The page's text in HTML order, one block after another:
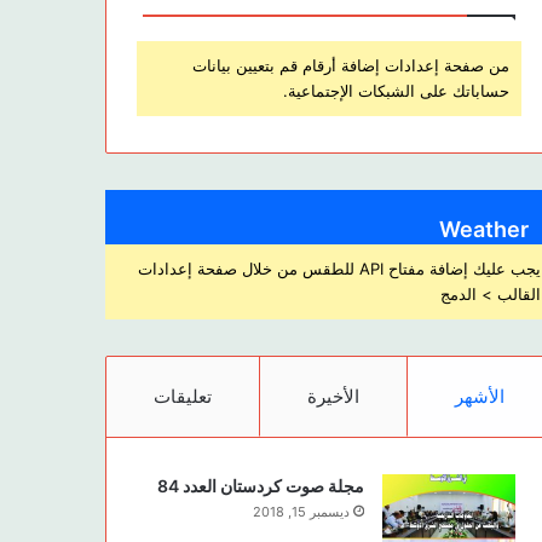
من صفحة إعدادات إضافة أرقام قم بتعيين بيانات
حساباتك على الشبكات الإجتماعية.
Weather
يجب عليك إضافة مفتاح API للطقس من خلال صفحة إعدادات
القالب > الدمج
الأشهر الأخيرة تعليقات
مجلة صوت كردستان العدد 84
ديسمبر 15, 2018